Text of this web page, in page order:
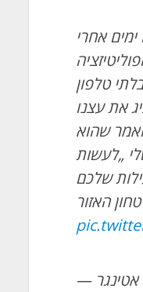
אחרי
טלפון
את עצנו
שהוא
„לעשות
שלכם